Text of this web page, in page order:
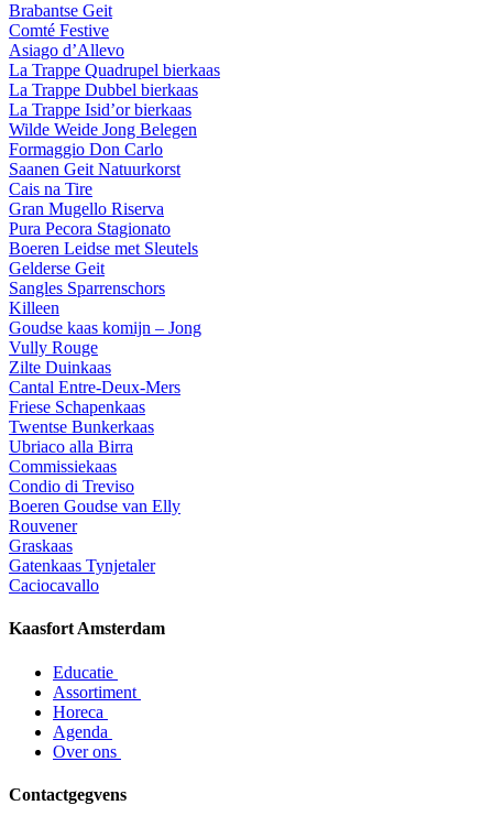
Brabantse Geit
Comté Festive
Asiago d’Allevo
La Trappe Quadrupel bierkaas
La Trappe Dubbel bierkaas
La Trappe Isid’or bierkaas
Wilde Weide Jong Belegen
Formaggio Don Carlo
Saanen Geit Natuurkorst
Cais na Tire
Gran Mugello Riserva
Pura Pecora Stagionato
Boeren Leidse met Sleutels
Gelderse Geit
Sangles Sparrenschors
Killeen
Goudse kaas komijn – Jong
Vully Rouge
Zilte Duinkaas
Cantal Entre-Deux-Mers
Friese Schapenkaas
Twentse Bunkerkaas
Ubriaco alla Birra
Commissiekaas
Condio di Treviso
Boeren Goudse van Elly
Rouvener
Graskaas
Gatenkaas Tynjetaler
Caciocavallo
Kaasfort Amsterdam
Educatie
Assortiment
Horeca
Agenda
Over ons
Contactgegvens